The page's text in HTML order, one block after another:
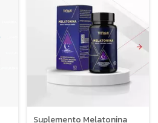
Suplemento Melatonina